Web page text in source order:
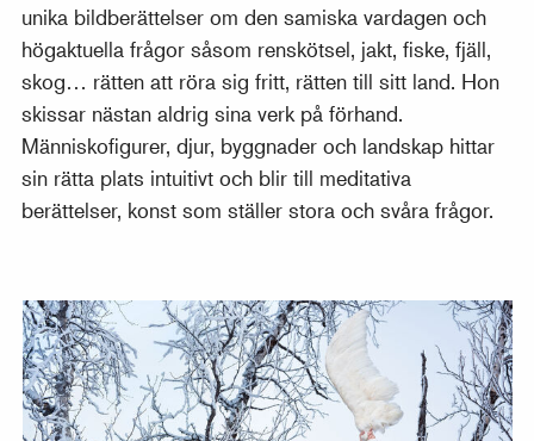
unika bildberättelser om den samiska vardagen och
högaktuella frågor såsom renskötsel, jakt, fiske, fjäll,
skog… rätten att röra sig fritt, rätten till sitt land. Hon
skissar nästan aldrig sina verk på förhand.
Människofigurer, djur, byggnader och landskap hittar
sin rätta plats intuitivt och blir till meditativa
berättelser, konst som ställer stora och svåra frågor.